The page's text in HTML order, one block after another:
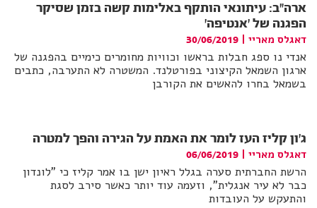
ארה"ב: עיתונאי הותקף באלימות קשה בזמן שסיקר
הפגנה של 'אנטיפה'
דאגלס מאריי |
30/06/2019
אנדי נו ספג חבלות בראשו וכוויות מחומרים כימיים בהפגנה של
ארגון השמאל הקיצוני בפורטלנד. המשטרה לא התערבה, כתבים
בשמאל בחרו להאשים את הקורבן
ג'ון קליז העז לומר את האמת על הגירה והפך למטרה
דאגלס מאריי
06/06/2019
הרשת החברתית סערה בגלל ראיון ישן בו אמר קליז כי "לונדון
כבר לא עיר אנגלית", וזעמה עוד יותר כאשר סירב לסגת
והתעקש על העובדות